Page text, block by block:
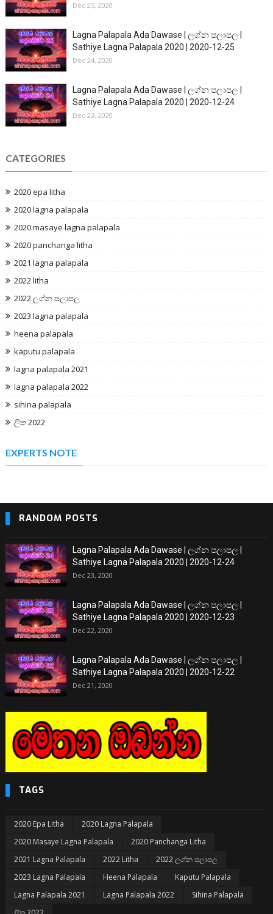
Dec 25, 2020
Lagna Palapala Ada Dawase | ලග්න පලාපල |
Sathiye Lagna Palapala 2020 | 2020-12-25
Dec 24, 2020
Lagna Palapala Ada Dawase | ලග්න පලාපල |
Sathiye Lagna Palapala 2020 | 2020-12-24
Dec 23, 2020
CATEGORIES
2020 epa litha
2020 lagna palapala
2020 masaye lagna palapala
2020 panchanga litha
2021 lagna palapala
2022 litha
2022 ලග්න පලාපල
2023 lagna palapala
heena palapala
kaputu palapala
lagna palapala 2021
lagna palapala 2022
sihina palapala
ලිත 2022
EXPERTS NOTE
RANDOM POSTS
Lagna Palapala Ada Dawase | ලග්න පලාපල |
Sathiye Lagna Palapala 2020 | 2020-12-24
Dec 23, 2020
Lagna Palapala Ada Dawase | ලග්න පලාපල |
Sathiye Lagna Palapala 2020 | 2020-12-23
Dec 22, 2020
Lagna Palapala Ada Dawase | ලග්න පලාපල |
Sathiye Lagna Palapala 2020 | 2020-12-22
Dec 21, 2020
TAGS
2020 Epa Litha
2020 Lagna Palapala
2020 Masaye Lagna Palapala
2020 Panchanga Litha
2021 Lagna Palapala
2022 Litha
2022 ලග්න පලාපල
2023 Lagna Palapala
Heena Palapala
Kaputu Palapala
Lagna Palapala 2021
Lagna Palapala 2022
Sihina Palapala